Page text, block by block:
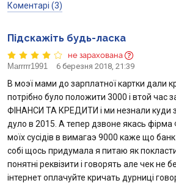
Коментарі (3)
Пiдскажiть будь-ласка
не зарахована
Marrrrr1991
6 березня 2018, 21:39
В моэї мами до зарплатної картки дали
потрібно було положити 3000 i втой час
ФIНАНСИ ТА КРЕДИТИ i ми незнали куди
дуло в 2015. А тепер дзвоне якась
моїх сусiдiв в вимагаэ 9000 каже що
собi щось придумала я питаю як
понятнi реквiзити i говорять але чек не
iнтернет оплачуйте кричать дурницi